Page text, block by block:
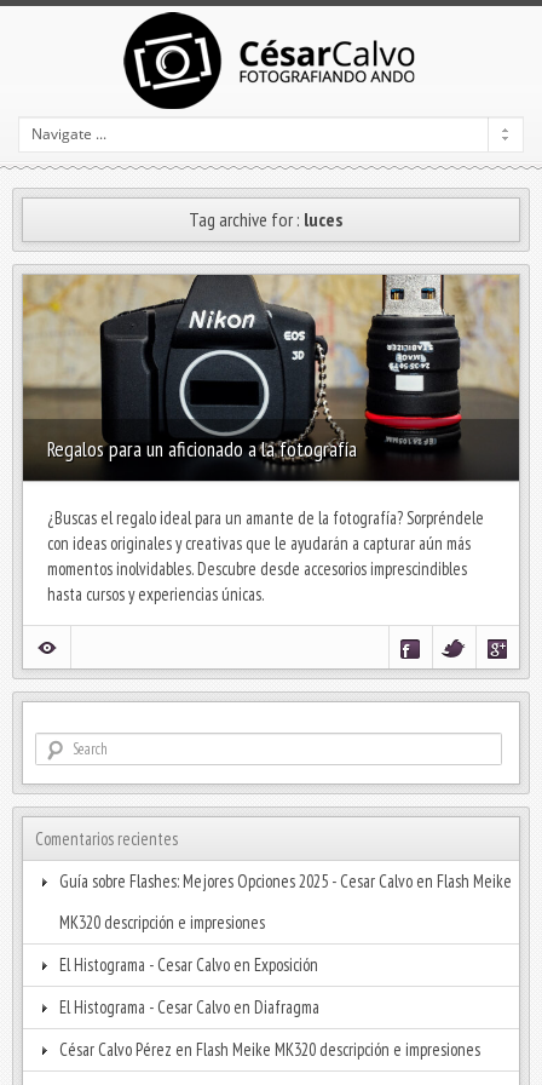
Tag archive for : luces
Regalos para un aficionado a la fotografía
¿Buscas el regalo ideal para un amante de la fotografía? Sorpréndele
con ideas originales y creativas que le ayudarán a capturar aún más
momentos inolvidables. Descubre desde accesorios imprescindibles
hasta cursos y experiencias únicas.
Comentarios recientes
Guía sobre Flashes: Mejores Opciones 2025 - Cesar Calvo en Flash Meike
MK320 descripción e impresiones
El Histograma - Cesar Calvo en Exposición
El Histograma - Cesar Calvo en Diafragma
César Calvo Pérez en Flash Meike MK320 descripción e impresiones